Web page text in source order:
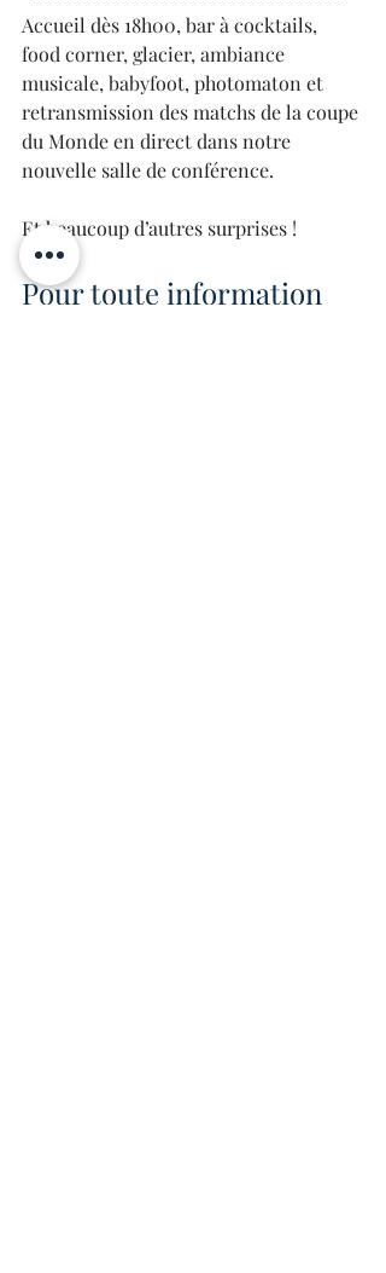
Accueil dès 18h00, bar à cocktails,
food corner, glacier, ambiance
musicale, babyfoot, photomaton et
retransmission des matchs de la coupe
du Monde en direct dans notre
nouvelle salle de conférence.
Et beaucoup d’autres surprises !
Pour toute information